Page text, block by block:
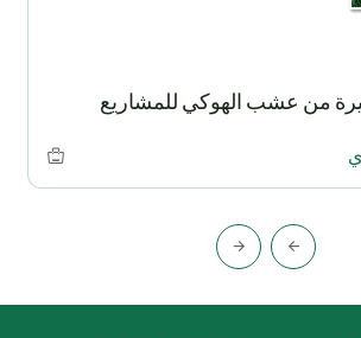
من عشب الهوكي للمشاريع